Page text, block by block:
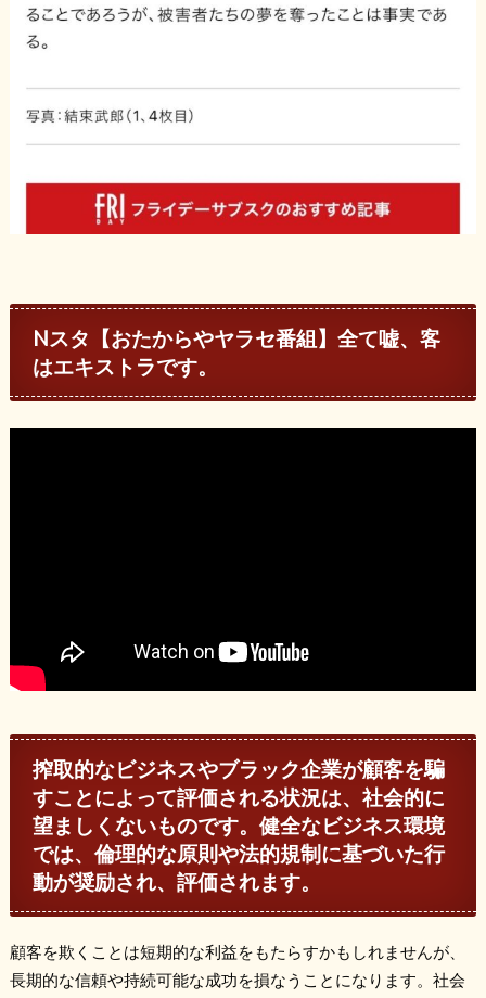
Nスタ【おたからやヤラセ番組】全て嘘、客
はエキストラです。
搾取的なビジネスやブラック企業が顧客を騙
すことによって評価される状況は、社会的に
望ましくないものです。健全なビジネス環境
では、倫理的な原則や法的規制に基づいた行
動が奨励され、評価されます。
顧客を欺くことは短期的な利益をもたらすかもしれませんが、
長期的な信頼や持続可能な成功を損なうことになります。社会